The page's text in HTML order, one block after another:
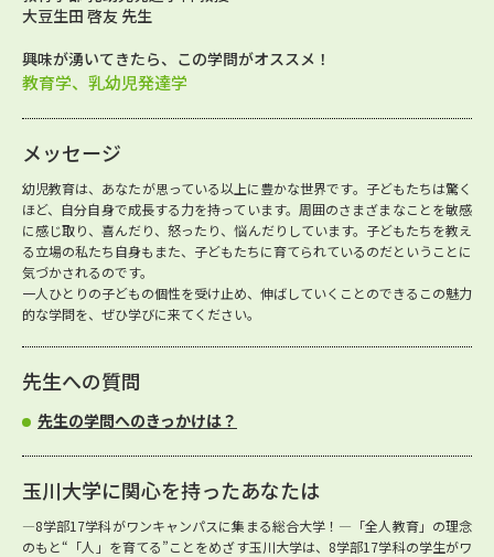
大豆生田 啓友 先生
興味が湧いてきたら、この学問がオススメ！
教育学、乳幼児発達学
メッセージ
幼児教育は、あなたが思っている以上に豊かな世界です。子どもたちは驚く
ほど、自分自身で成長する力を持っています。周囲のさまざまなことを敏感
に感じ取り、喜んだり、怒ったり、悩んだりしています。子どもたちを教え
る立場の私たち自身もまた、子どもたちに育てられているのだということに
気づかされるのです。
一人ひとりの子どもの個性を受け止め、伸ばしていくことのできるこの魅力
的な学問を、ぜひ学びに来てください。
先生への質問
先生の学問へのきっかけは？
玉川大学に関心を持ったあなたは
―8学部17学科がワンキャンパスに集まる総合大学！―「全人教育」の理念
のもと“「人」を育てる”ことをめざす玉川大学は、8学部17学科の学生がワ